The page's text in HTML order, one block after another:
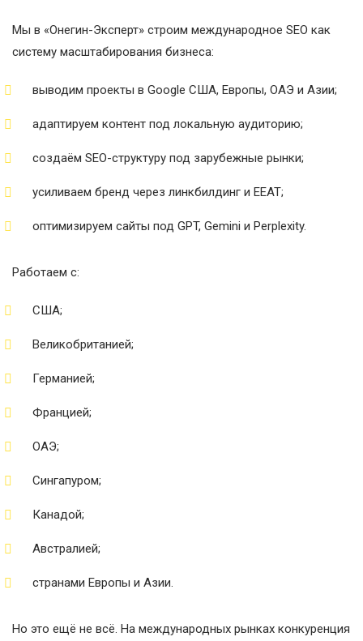
Мы в «Онегин-Эксперт» строим международное SEO как
систему масштабирования бизнеса:
выводим проекты в Google США, Европы, ОАЭ и Азии;
адаптируем контент под локальную аудиторию;
создаём SEO-структуру под зарубежные рынки;
усиливаем бренд через линкбилдинг и EEAT;
оптимизируем сайты под GPT, Gemini и Perplexity.
Работаем с:
США;
Великобританией;
Германией;
Францией;
ОАЭ;
Сингапуром;
Канадой;
Австралией;
странами Европы и Азии.
Но это ещё не всё. На международных рынках конкуренция